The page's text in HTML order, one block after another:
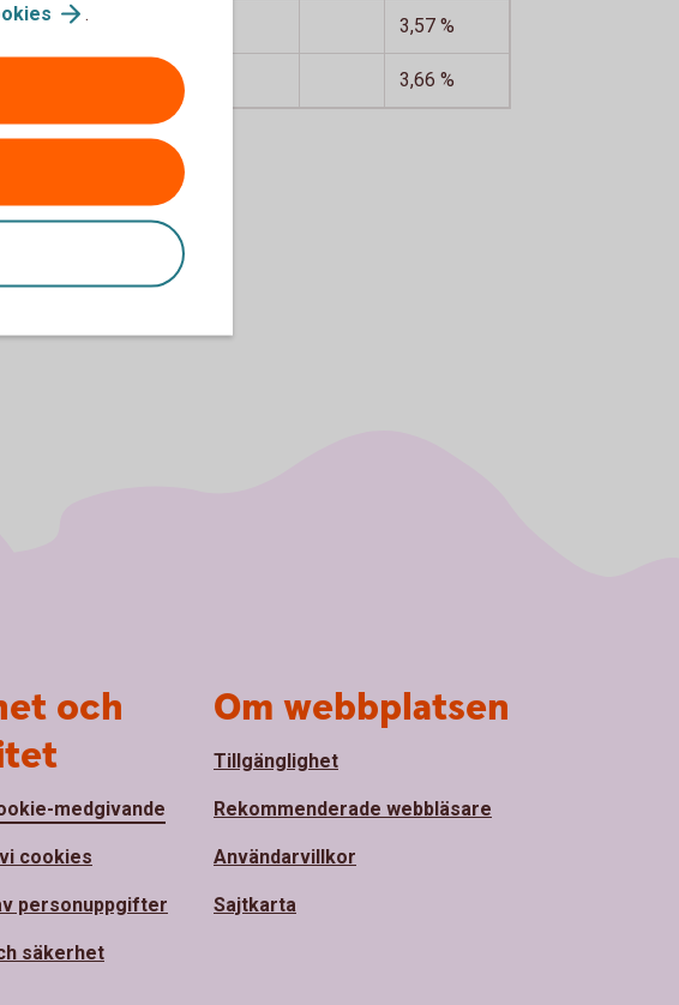
3,57 %
3,66 %
.
och
medgivande
cookies
personuppgifter
säkerhet
Om webbplatsen
Tillgänglighet
Rekommenderade webbläsare
Användarvillkor
Sajtkarta